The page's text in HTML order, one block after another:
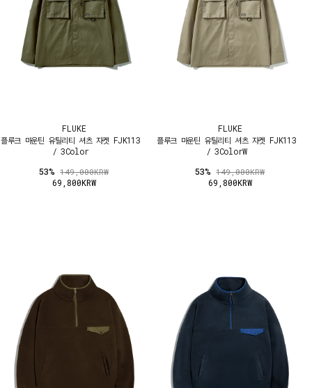
FLUKE
플루크 마운틴 유틸리티 셔츠 자켓 FJK113
/ 3Color
53%149,000KRW
69,800KRW
FLUKE
플루크 마운틴 유틸리티 셔츠 자켓 FJK113
/ 3ColorW
53%149,000KRW
69,800KRW